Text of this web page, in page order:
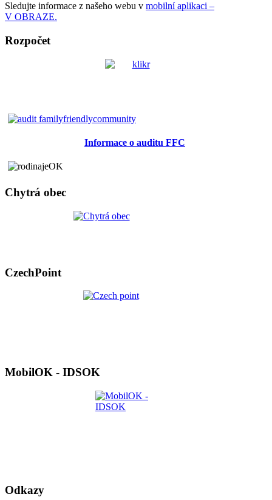
Sledujte informace z našeho webu v mobilní aplikaci –
V OBRAZE.
Rozpočet
Informace o auditu FFC
Chytrá obec
CzechPoint
MobilOK - IDSOK
Odkazy